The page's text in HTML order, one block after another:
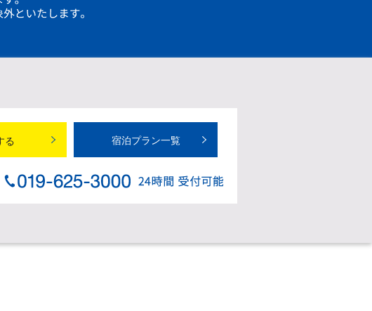
宿泊プラン一覧